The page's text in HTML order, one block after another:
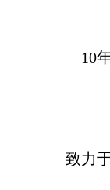
10年
致力于